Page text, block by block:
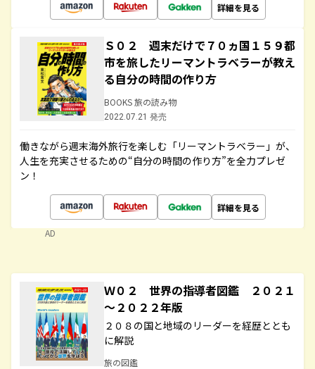
詳細を見る
Ｓ０２ 週末だけで７０ヵ国１５９都
市を旅したリーマントラベラーが教え
る自分の時間の作り方
BOOKS 旅の読み物
2022.07.21 発売
働きながら週末海外旅行を楽しむ「リーマントラベラー」が、
人生を充実させるための“自分の時間の作り方”を全力プレゼ
ン！
詳細を見る
AD
Ｗ０２ 世界の指導者図鑑 ２０２１
～２０２２年版
２０８の国と地域のリーダーを経歴ととも
に解説
旅の図鑑